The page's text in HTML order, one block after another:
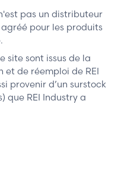
pas un distributeur
pour les produits
site sont issus de la
de réemploi de REI
provenir d’un surstock
que REI Industry a